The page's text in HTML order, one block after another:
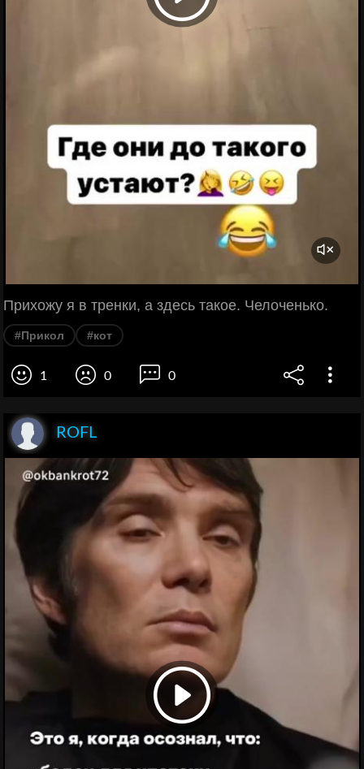
Прихожу я в тренки, а здесь такое. Челоченько.
#Прикол #кот
1 0 0
ROFL